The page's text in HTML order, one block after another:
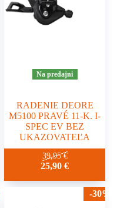
Na predajni
RADENIE DEORE
M5100 PRAVÉ 11-K. I-
SPEC EV BEZ
UKAZOVATEĽA
39,95€
25,90€
-30%